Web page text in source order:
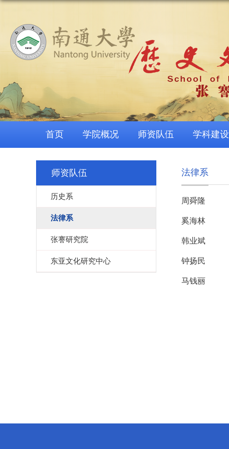
首页 学院概况 师资队伍 学科建设
师资队伍
历史系
法律系
张謇研究院
东亚文化研究中心
法律系
周舜隆
奚海林
韩业斌
钟扬民
马钱丽